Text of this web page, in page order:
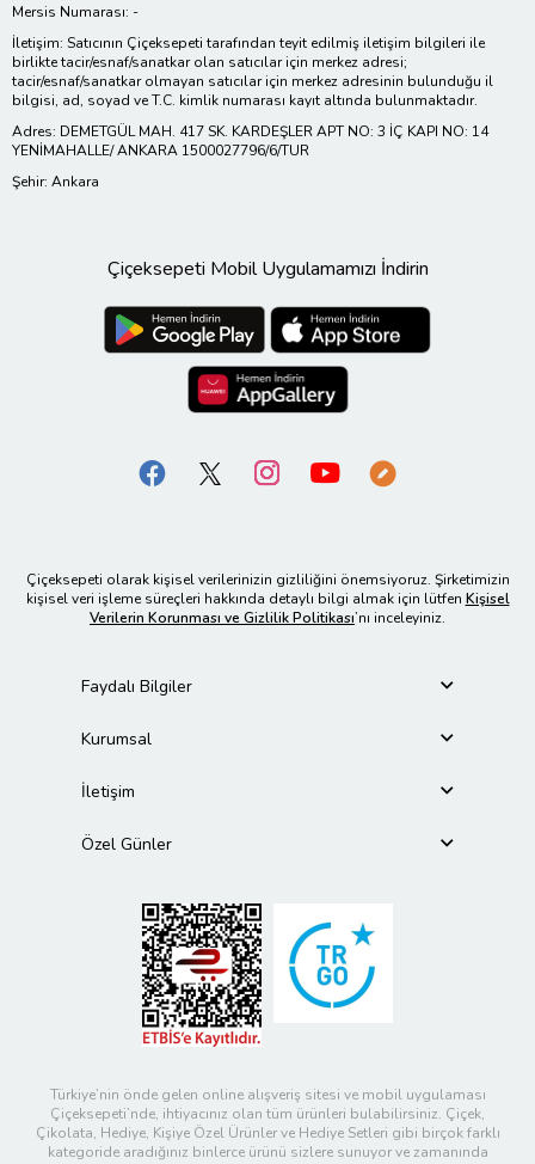
Mersis Numarası: -
İletişim: Satıcının Çiçeksepeti tarafından teyit edilmiş iletişim bilgileri ile
birlikte tacir/esnaf/sanatkar olan satıcılar için merkez adresi;
tacir/esnaf/sanatkar olmayan satıcılar için merkez adresinin bulunduğu il
bilgisi, ad, soyad ve T.C. kimlik numarası kayıt altında bulunmaktadır.
Adres: DEMETGÜL MAH. 417 SK. KARDEŞLER APT NO: 3 İÇ KAPI NO: 14
YENİMAHALLE/ ANKARA 1500027796/6/TUR
Şehir: Ankara
Çiçeksepeti Mobil Uygulamamızı İndirin
Çiçeksepeti olarak kişisel verilerinizin gizliliğini önemsiyoruz. Şirketimizin
kişisel veri işleme süreçleri hakkında detaylı bilgi almak için lütfen Kişisel
Verilerin Korunması ve Gizlilik Politikası’nı inceleyiniz.
Faydalı Bilgiler
Kurumsal
İletişim
Özel Günler
Türkiye’nin önde gelen online alışveriş sitesi ve mobil uygulaması
Çiçeksepeti’nde, ihtiyacınız olan tüm ürünleri bulabilirsiniz. Çiçek,
Çikolata, Hediye, Kişiye Özel Ürünler ve Hediye Setleri gibi birçok farklı
kategoride aradığınız binlerce ürünü sizlere sunuyor ve zamanında